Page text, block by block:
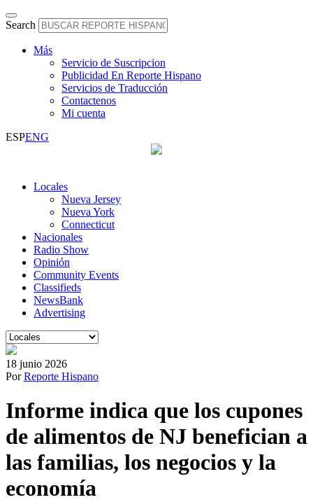
Search
Más
Servicio de Suscripcion
Publicidad En Reporte Hispano
Servicios de Traducción
Contactenos
Mi cuenta
ESPENG
Locales
Nueva Jersey
Nueva York
Connecticut
Nacionales
Radio Show
Opinión
Community Events
Classifieds
NewsBank
Advertising
18 junio 2026
PorReporte Hispano
Informe indica que los cupones
de alimentos de NJ benefician a
las familias, los negocios y la
economía